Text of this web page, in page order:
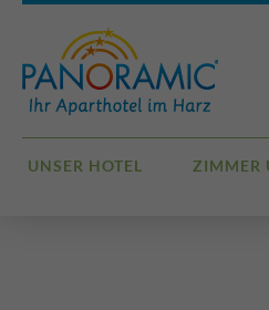
UNSER HOTEL ZIMMER